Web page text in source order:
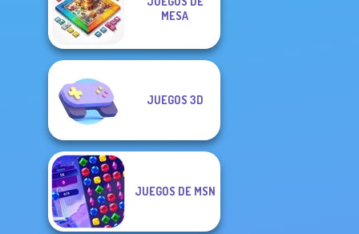
MESA
JUEGOS 3D
JUEGOS DE MSN